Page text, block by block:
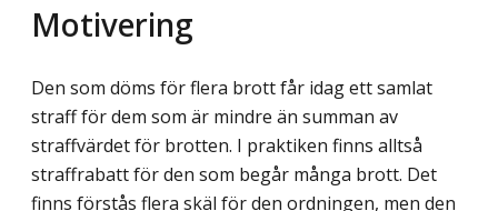
Motivering
Den som döms för flera brott får idag ett samlat
straff för dem som är mindre än summan av
straffvärdet för brotten. I praktiken finns alltså
straffrabatt för den som begår många brott. Det
finns förstås flera skäl för den ordningen, men den